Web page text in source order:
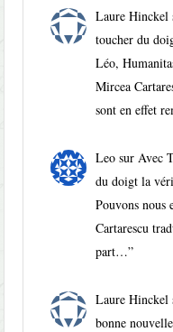
Laure Hinckel
toucher du
Léo,
Mircea
sont en effet
Leo sur Avec
du doigt la
Pouvons nous
Cartarescu
part…”
Laure Hinckel
bonne